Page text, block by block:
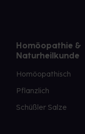
Homöopathie &
Naturheilkunde
Homöopathisch
Pflanzlich
Schüßler Salze